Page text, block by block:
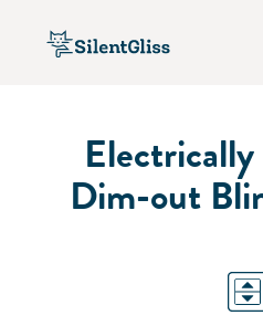
Dim-out